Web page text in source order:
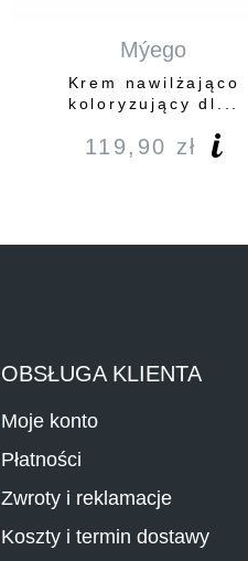
Mýego
Krem nawilżająco
koloryzujący dl...
119,90 zł
OBSŁUGA KLIENTA
Moje konto
Płatności
Zwroty i reklamacje
Koszty i termin dostawy